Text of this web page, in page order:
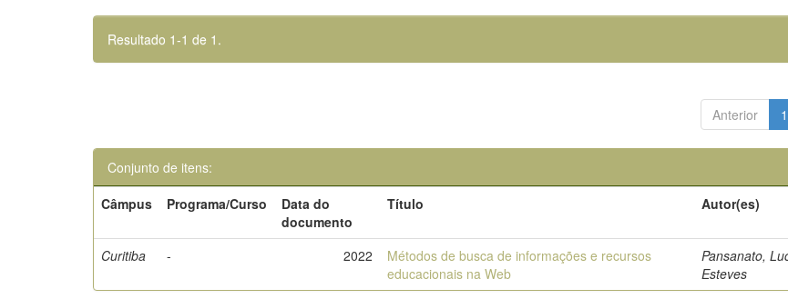
Resultado 1-1 de 1.
Anterior 1
Conjunto de itens:
Câmpus
Programa/Curso
Data do
documento
Título Autor(es)
Curitiba - 2022
Métodos de busca de informações e recursos
educacionais na Web
Pansanato,
Esteves